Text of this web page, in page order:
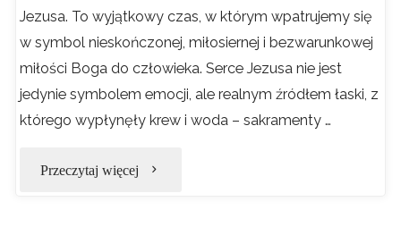
Jezusa. To wyjątkowy czas, w którym wpatrujemy się
w symbol nieskończonej, miłosiernej i bezwarunkowej
miłości Boga do człowieka. Serce Jezusa nie jest
jedynie symbolem emocji, ale realnym źródłem łaski, z
którego wypłynęły krew i woda – sakramenty …
Przeczytaj więcej "Uroczystość